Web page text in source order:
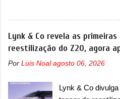
T200, que
Fastback. "A Fiat
picape, é uma
mercado
improvável
Strada fez. Mais
que time que está
começar pelo
destacado deles
nosso mercado
certeza foi um
Chevrolet que
ano também era
ganhava uma
Lynk & Co revela as
reestilização do Z20, agora
Por Luis Noal agosto 06, 2026
Lynk & Co